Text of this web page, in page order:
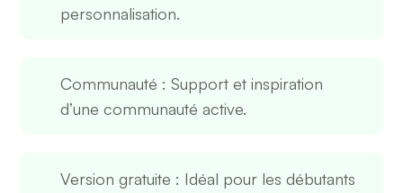
personnalisation.
Communauté : Support et inspiration
d’une communauté active.
Version gratuite : Idéal pour les débutants